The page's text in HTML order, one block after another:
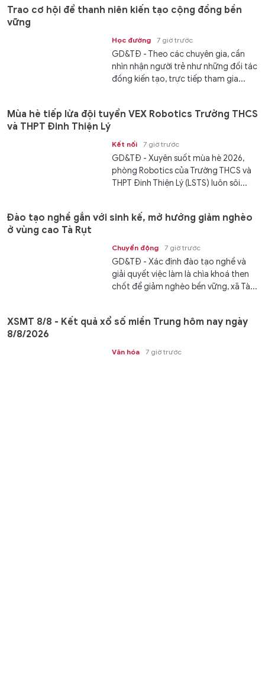
Trao cơ hội để thanh niên kiến tạo cộng đồng bền
vững
Học đường 7 giờ trước
GD&TĐ - Theo các chuyên gia, cần
nhìn nhận người trẻ như những đối tác
đồng kiến tạo, trực tiếp tham gia...
Mùa hè tiếp lửa đội tuyển VEX Robotics Trường THCS
và THPT Đinh Thiện Lý
Kết nối 7 giờ trước
GD&TĐ - ​​Xuyên suốt mùa hè 2026,
phòng Robotics của Trường THCS và
THPT Đinh Thiện Lý (LSTS) luôn sôi...
Đào tạo nghề gắn với sinh kế, mở hướng giảm nghèo
ở vùng cao Tà Rụt
Chuyển động 7 giờ trước
GD&TĐ - Xác định đào tạo nghề và
giải quyết việc làm là chìa khoá then
chốt để giảm nghèo bền vững, xã Tà...
XSMT 8/8 - Kết quả xổ số miền Trung hôm nay ngày
8/8/2026
Văn hóa 7 giờ trước